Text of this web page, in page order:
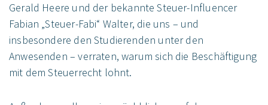
Gerald Heere und der bekannte Steuer-Influencer
Fabian „Steuer-Fabi“ Walter, die uns – und
insbesondere den Studierenden unter den
Anwesenden – verraten, warum sich die Beschäftigung
mit dem Steuerrecht lohnt.